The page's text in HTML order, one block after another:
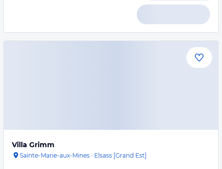
Villa Grimm
Sainte-Marie-aux-Mines · Elsass [Grand Est]